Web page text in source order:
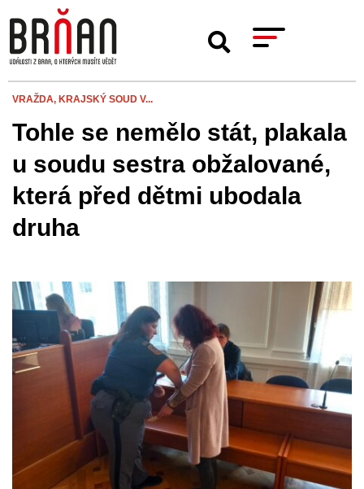
VRAŽDA, KRAJSKÝ SOUD V...
Tohle se nemělo stát, plakala
u soudu sestra obžalované,
která před dětmi ubodala
druha